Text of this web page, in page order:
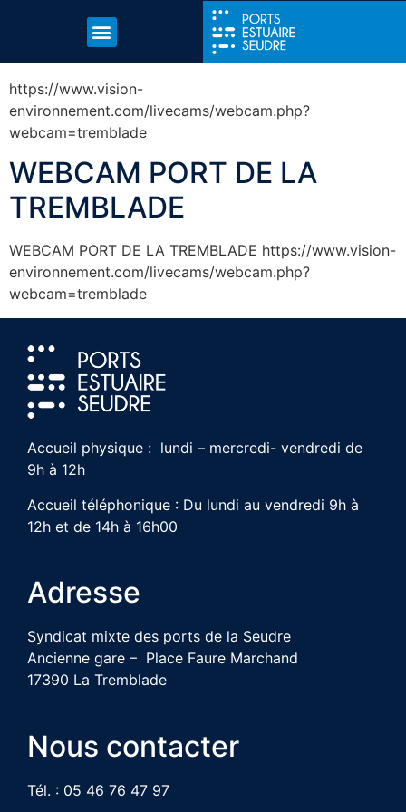
https://www.vision-
environnement.com/livecams/webcam.php?
webcam=tremblade
WEBCAM PORT DE LA
TREMBLADE
WEBCAM PORT DE LA TREMBLADE https://www.vision-
environnement.com/livecams/webcam.php?
webcam=tremblade
Accueil physique : lundi – mercredi- vendredi de
9h à 12h
Accueil téléphonique : Du lundi au vendredi 9h à
12h et de 14h à 16h00
Adresse
Syndicat mixte des ports de la Seudre
Ancienne gare – Place Faure Marchand
17390 La Tremblade
Nous contacter
Tél. : 05 46 76 47 97